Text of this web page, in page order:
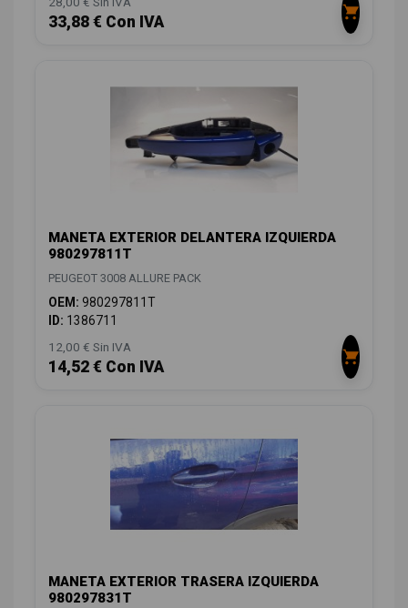
33,88 € Con IVA
MANETA EXTERIOR DELANTERA IZQUIERDA
980297811T
PEUGEOT 3008 ALLURE PACK
OEM: 980297811T
ID: 1386711
12,00 € Sin IVA
14,52 € Con IVA
MANETA EXTERIOR TRASERA IZQUIERDA
980297831T